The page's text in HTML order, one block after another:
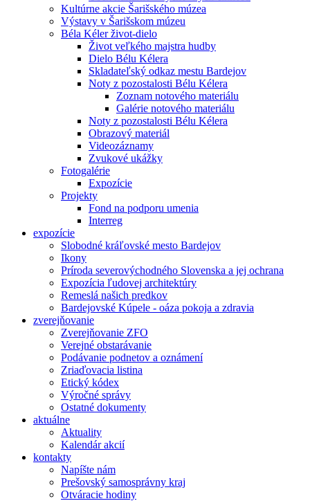
Kultúrne akcie Šarišského múzea
Výstavy v Šarišskom múzeu
Béla Kéler život-dielo
Život veľkého majstra hudby
Dielo Bélu Kélera
Skladateľský odkaz mestu Bardejov
Noty z pozostalosti Bélu Kélera
Zoznam notového materiálu
Galérie notového materiálu
Noty z pozostalosti Bélu Kélera
Obrazový materiál
Videozáznamy
Zvukové ukážky
Fotogalérie
Expozície
Projekty
Fond na podporu umenia
Interreg
expozície
Slobodné kráľovské mesto Bardejov
Ikony
Príroda severovýchodného Slovenska a jej ochrana
Expozícia ľudovej architektúry
Remeslá našich predkov
Bardejovské Kúpele - oáza pokoja a zdravia
zverejňovanie
Zverejňovanie ZFO
Verejné obstarávanie
Podávanie podnetov a oznámení
Zriaďovacia listina
Etický kódex
Výročné správy
Ostatné dokumenty
aktuálne
Aktuality
Kalendár akcií
kontakty
Napíšte nám
Prešovský samosprávny kraj
Otváracie hodiny